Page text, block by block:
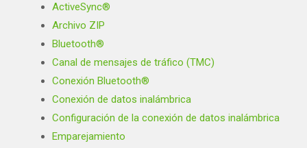
ActiveSync®
Archivo ZIP
Bluetooth®
Canal de mensajes de tráfico (TMC)
Conexión Bluetooth®
Conexión de datos inalámbrica
Configuración de la conexión de datos inalámbrica
Emparejamiento